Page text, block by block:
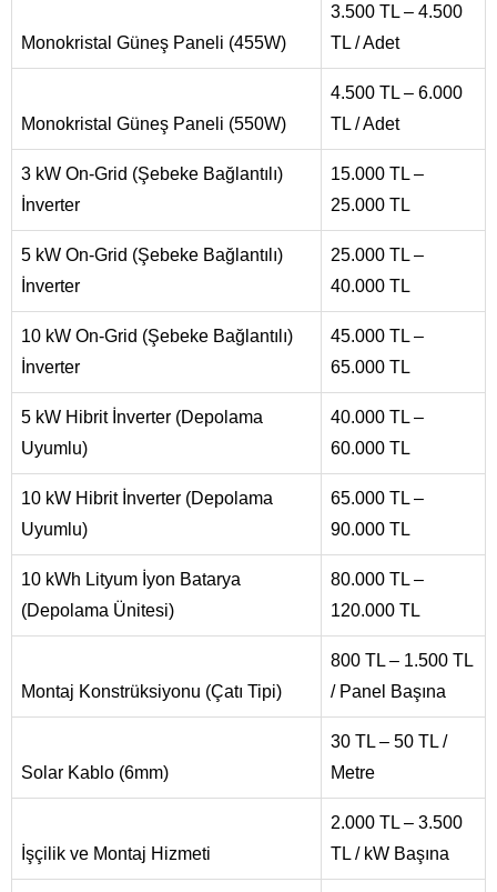
Monokristal Güneş Paneli (455W)
3.500 TL – 4.500
TL / Adet
Monokristal Güneş Paneli (550W)
4.500 TL – 6.000
TL / Adet
3 kW On-Grid (Şebeke Bağlantılı)
İnverter
15.000 TL –
25.000 TL
5 kW On-Grid (Şebeke Bağlantılı)
İnverter
25.000 TL –
40.000 TL
10 kW On-Grid (Şebeke Bağlantılı)
İnverter
45.000 TL –
65.000 TL
5 kW Hibrit İnverter (Depolama
Uyumlu)
40.000 TL –
60.000 TL
10 kW Hibrit İnverter (Depolama
Uyumlu)
65.000 TL –
90.000 TL
10 kWh Lityum İyon Batarya
(Depolama Ünitesi)
80.000 TL –
120.000 TL
Montaj Konstrüksiyonu (Çatı Tipi)
800 TL – 1.500 TL
/ Panel Başına
Solar Kablo (6mm)
30 TL – 50 TL /
Metre
İşçilik ve Montaj Hizmeti
2.000 TL – 3.500
TL / kW Başına